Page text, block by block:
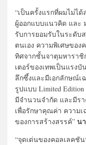
“เป็นครั้งแรกที่ผมไม่ไ
ผู้ออกแบบแนวคิด และ
รับการยอมรับในระดับ
ตนเอง ความพิเศษขอ
ทิศจากชั้นจาตุมหาราชิ
เตอร์ของเทพเป็นแรง
ลึกซึ้งและมีเอกลักษณ์เ
รูปแบบ Limited
มีจำนวนจำกัด และมีร
เพื่อรักษาคุณค่า ความ
ของการสร้างสรรค์” น
“จุดเด่นของคอลเลคชั